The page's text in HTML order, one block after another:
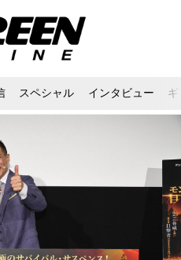
スペシャル インタビュー